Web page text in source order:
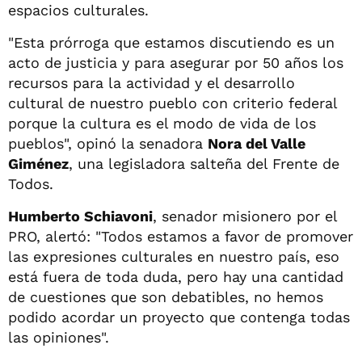
espacios culturales.
"Esta prórroga que estamos discutiendo es un
acto de justicia y para asegurar por 50 años los
recursos para la actividad y el desarrollo
cultural de nuestro pueblo con criterio federal
porque la cultura es el modo de vida de los
pueblos", opinó la senadora Nora del Valle
Giménez, una legisladora salteña del Frente de
Todos.
Humberto Schiavoni, senador misionero por el
PRO, alertó: "Todos estamos a favor de promover
las expresiones culturales en nuestro país, eso
está fuera de toda duda, pero hay una cantidad
de cuestiones que son debatibles, no hemos
podido acordar un proyecto que contenga todas
las opiniones".